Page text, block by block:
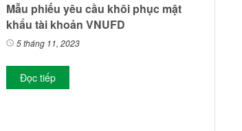
Mẫu phiếu yêu cầu khôi phục mật
khẩu tài khoản VNUFD
5 tháng 11, 2023
Đọc tiếp